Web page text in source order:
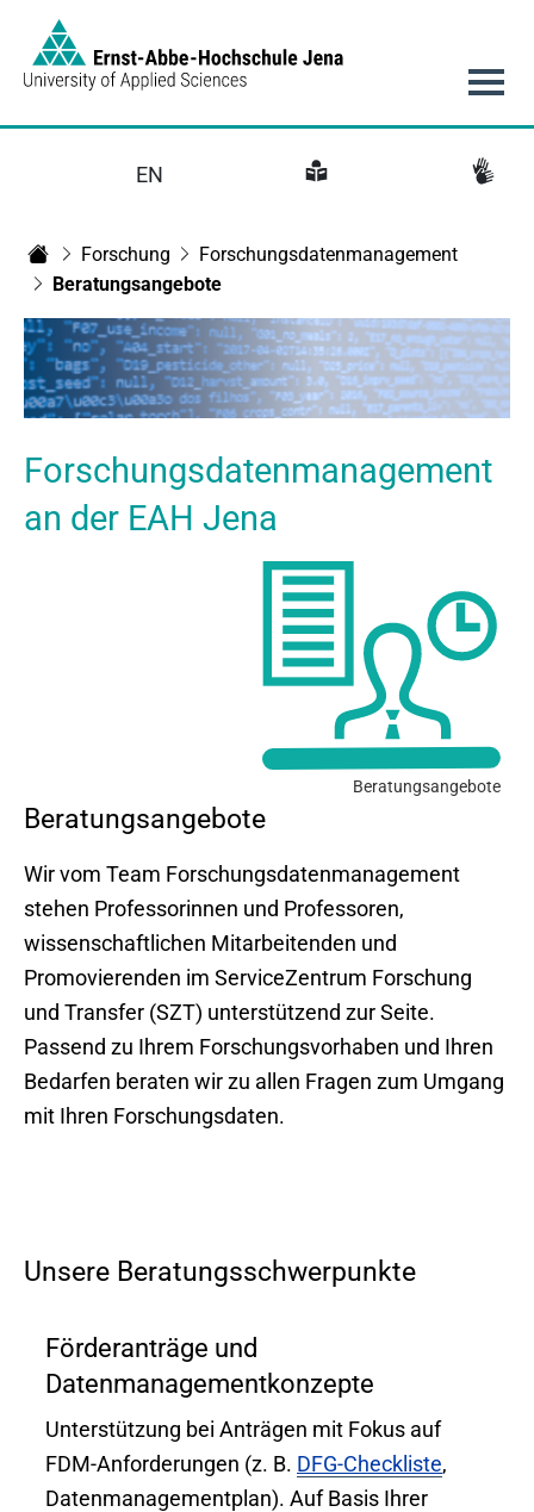
EN
Startseite
Forschung
Forschungsdatenmanagement
Beratungsangebote
Forschungsdatenmanagement
an der EAH Jena
Beratungsangebote
Beratungsangebote
Wir vom Team Forschungsdatenmanagement
stehen Professorinnen und Professoren,
wissenschaftlichen Mitarbeitenden und
Promovierenden im ServiceZentrum Forschung
und Transfer (SZT) unterstützend zur Seite.
Passend zu Ihrem Forschungsvorhaben und Ihren
Bedarfen beraten wir zu allen Fragen zum Umgang
mit Ihren Forschungsdaten.
Unsere Beratungsschwerpunkte
Förderanträge und
Datenmanagementkonzepte
Unterstützung bei Anträgen mit Fokus auf
FDM-Anforderungen (z. B. DFG-Checkliste,
Datenmanagementplan). Auf Basis Ihrer